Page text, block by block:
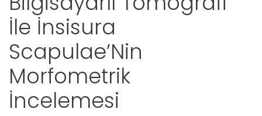
İle İnsisura
Scapulae’Nin
Morfometrik
İncelemesi